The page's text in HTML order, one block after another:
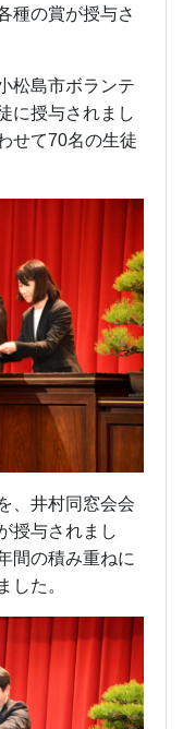
種の賞が授与さ
松島市ボランテ
に授与されまし
せて70名の生徒
、井村同窓会会
授与されまし
間の積み重ねに
した。